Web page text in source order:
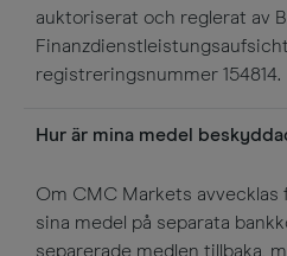
auktoriserat och reglerat av
registreringsnummer 154814.
Hur är mina medel
Om CMC Markets avvecklas
sina medel på separata
separerade medlen tillbaka,